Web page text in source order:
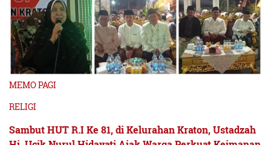
MEMO PAGI
RELIGI
Sambut HUT R.I Ke 81, di Kelurahan Kraton, Ustadzah